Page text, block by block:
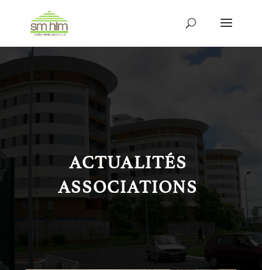
ACTUALITÉS
ASSOCIATIONS